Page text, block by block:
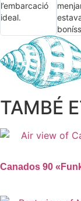
l’embarcació
ideal.
TAMBÉ
Canados 90